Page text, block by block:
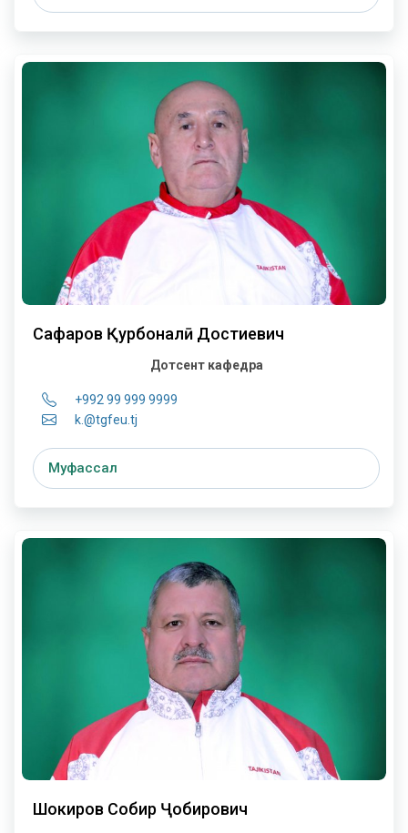
Сафаров Қурбоналӣ Достиевич
Дотсент кафедра
+992 99 999 9999
k.@tgfeu.tj
Муфассал
Шокиров Собир Ҷобирович